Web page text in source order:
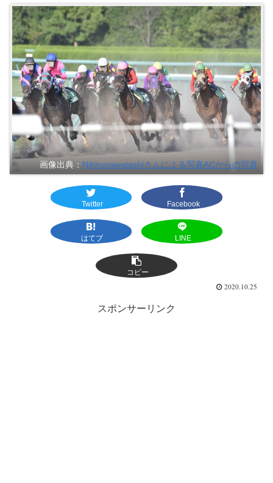
画像出典：Nihirunawatashiさんによる写真ACからの写真
Twitter Facebook
はてブ LINE
コピー
2020.10.25
スポンサーリンク